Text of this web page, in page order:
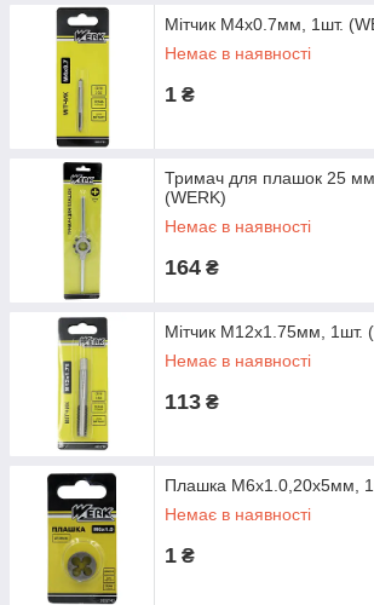
Мітчик M4x0.7мм, 1шт.
Немає в наявності
1 ₴
Тримач для плашок 25
(WERK)
Немає в наявності
164 ₴
Мітчик M12x1.75мм, 1шт.
Немає в наявності
113 ₴
Плашка M6x1.0,20x5мм,
Немає в наявності
1 ₴